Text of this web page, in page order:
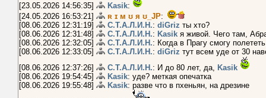
[23.05.2026 14:56:35] Kasik:
[24.05.2026 16:53:21]
ʀ ɪ м ʊ я ʊ_JP:
[08.06.2026 12:31:19]
С.Т.А.Л.И.Н.: diGriz ты хто?
[08.06.2026 12:31:48]
С.Т.А.Л.И.Н.: Kasik я живой. Чего там,
[08.06.2026 12:32:05]
С.Т.А.Л.И.Н.: Когда в Прагу смогу
[08.06.2026 12:33:05]
С.Т.А.Л.И.Н.: diGriz тут всем уде от 30
[08.06.2026 12:37:26]
С.Т.А.Л.И.Н.: И до 80 лет, да, Kasik
[08.06.2026 19:54:45]
Kasik: уде? меткая опечатка
[08.06.2026 19:55:48]
Kasik: разве что в пхеньян, на дрезине